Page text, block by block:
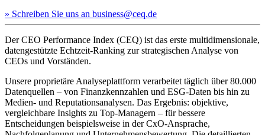
» Schreiben Sie uns an business@ceq.de
Der CEO Performance Index (CEQ) ist das erste multidimensionale,
datengestützte Echtzeit-Ranking zur strategischen Analyse von
CEOs und Vorständen.
Unsere proprietäre Analyseplattform verarbeitet täglich über 80.000
Datenquellen – von Finanzkennzahlen und ESG-Daten bis hin zu
Medien- und Reputationsanalysen. Das Ergebnis: objektive,
vergleichbare Insights zu Top-Managern – für bessere
Entscheidungen beispielsweise in der CxO-Ansprache,